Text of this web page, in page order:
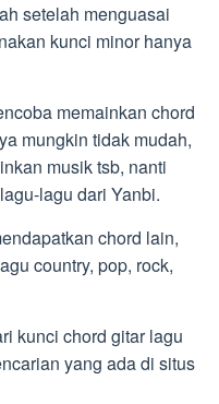
setelah menguasai
kunci minor hanya
memainkan chord
mungkin tidak mudah,
musik tsb, nanti
lagu dari Yanbi.
chord lain,
country, pop, rock,
kunci chord gitar lagu
yang ada di situs